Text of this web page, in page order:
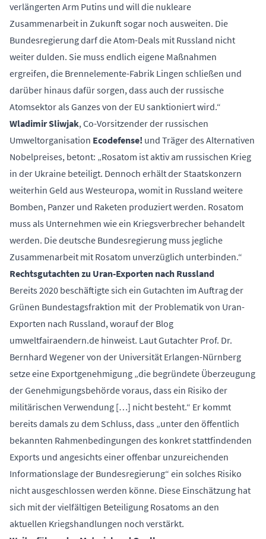
verlängerten Arm Putins und will die nukleare
Zusammenarbeit in Zukunft sogar noch ausweiten. Die
Bundesregierung darf die Atom-Deals mit Russland nicht
weiter dulden. Sie muss endlich eigene Maßnahmen
ergreifen, die Brennelemente-Fabrik Lingen schließen und
darüber hinaus dafür sorgen, dass auch der russische
Atomsektor als Ganzes von der EU sanktioniert wird.“
Wladimir Sliwjak, Co-Vorsitzender der russischen
Umweltorganisation Ecodefense! und Träger des Alternativen
Nobelpreises, betont: „Rosatom ist aktiv am russischen Krieg
in der Ukraine beteiligt. Dennoch erhält der Staatskonzern
weiterhin Geld aus Westeuropa, womit in Russland weitere
Bomben, Panzer und Raketen produziert werden. Rosatom
muss als Unternehmen wie ein Kriegsverbrecher behandelt
werden. Die deutsche Bundesregierung muss jegliche
Zusammenarbeit mit Rosatom unverzüglich unterbinden.“
Rechtsgutachten zu Uran-Exporten nach Russland
Bereits 2020 beschäftigte sich ein Gutachten im Auftrag der
Grünen Bundestagsfraktion mit der Problematik von Uran-
Exporten nach Russland, worauf der Blog
umweltfairaendern.de hinweist. Laut Gutachter Prof. Dr.
Bernhard Wegener von der Universität Erlangen-Nürnberg
setze eine Exportgenehmigung „die begründete Überzeugung
der Genehmigungsbehörde voraus, dass ein Risiko der
militärischen Verwendung […] nicht besteht.“ Er kommt
bereits damals zu dem Schluss, dass „unter den öffentlich
bekannten Rahmenbedingungen des konkret stattfindenden
Exports und angesichts einer offenbar unzureichenden
Informationslage der Bundesregierung“ ein solches Risiko
nicht ausgeschlossen werden könne. Diese Einschätzung hat
sich mit der vielfältigen Beteiligung Rosatoms an den
aktuellen Kriegshandlungen noch verstärkt.